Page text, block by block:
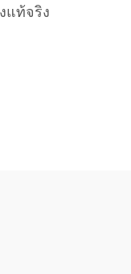
แท้จริง